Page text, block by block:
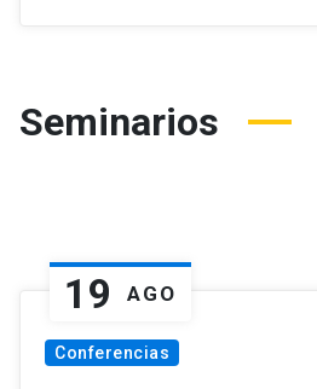
Seminarios
19 AGO
Conferencias